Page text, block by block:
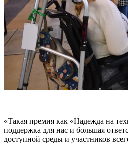
«Такая премия как «Надежда на
поддержка для нас и большая
доступной среды и участников